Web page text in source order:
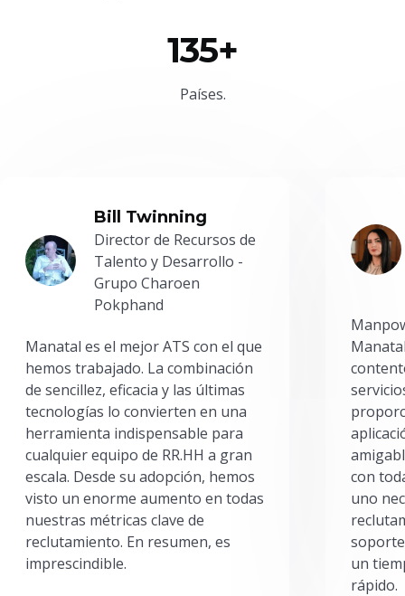
135+
Países.
Bill Twinning
Director de Recursos de
Talento y Desarrollo -
Grupo Charoen
Pokphand
Manatal es el mejor ATS con el que
hemos trabajado. La combinación
de sencillez, eficacia y las últimas
tecnologías lo convierten en una
herramienta indispensable para
cualquier equipo de RR.HH a gran
escala. Desde su adopción, hemos
visto un enorme aumento en todas
nuestras métricas clave de
reclutamiento. En resumen, es
imprescindible.
con
uno
un
rápido.